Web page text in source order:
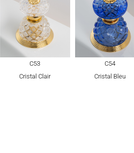
C53
Cristal Clair
C54
Cristal Bleu